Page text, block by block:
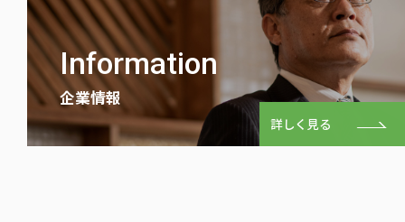
Information
企業情報
詳しく見る